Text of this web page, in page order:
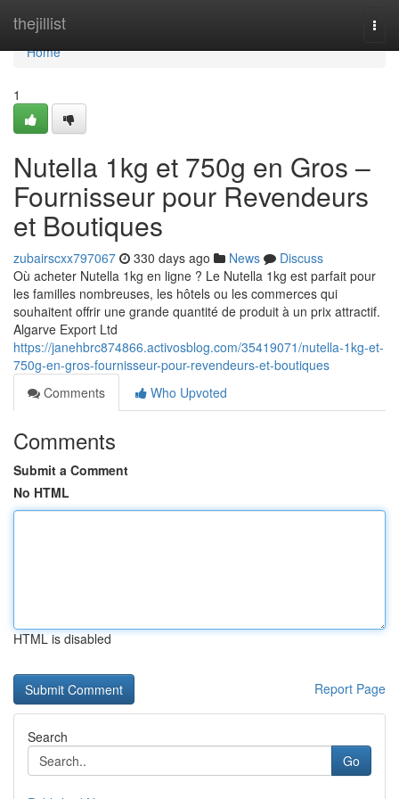
thejillist
Home
Home
1
Nutella 1kg et 750g en Gros –
Fournisseur pour Revendeurs
et Boutiques
zubairscxx797067 330 days ago News
Discuss
Où acheter Nutella 1kg en ligne ? Le Nutella 1kg est parfait pour
les familles nombreuses, les hôtels ou les commerces qui
souhaitent offrir une grande quantité de produit à un prix attractif.
Algarve Export Ltd
https://janehbrc874866.activosblog.com/35419071/nutella-1kg-et-
750g-en-gros-fournisseur-pour-revendeurs-et-boutiques
Comments
Who Upvoted
Comments
Submit a Comment
No HTML
HTML is disabled
Report Page
Search
Go